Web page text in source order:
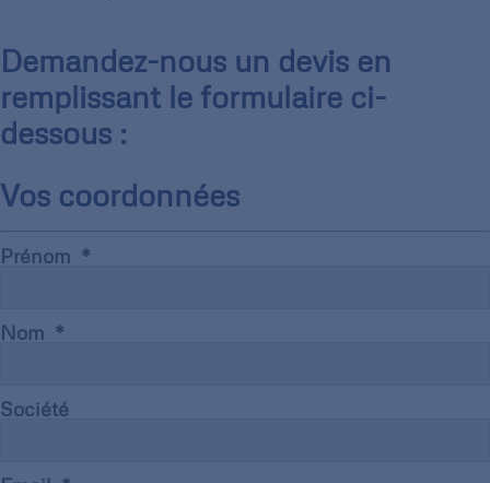
Demandez-nous un devis en
remplissant le formulaire ci-
dessous :
Vos coordonnées
Prénom
Nom
Société